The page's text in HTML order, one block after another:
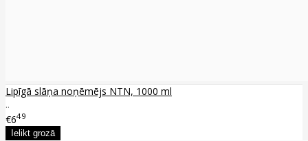
Lipīgā slāņa noņēmējs NTN, 1000 ml
..
€649